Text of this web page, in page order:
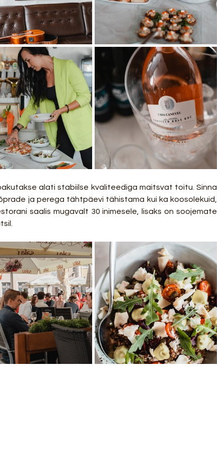
alati stabiilse kvaliteediga maitsvat toitu. Sinna
ja perega tähtpäevi tähistama kui ka koosolekuid,
saalis mugavalt 30 inimesele, lisaks on soojemate